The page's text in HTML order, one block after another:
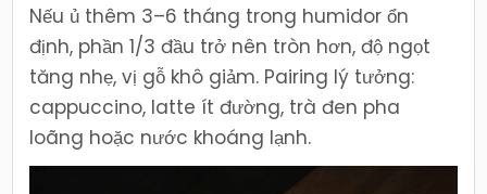
Nếu ủ thêm 3–6 tháng trong humidor ổn
định, phần 1/3 đầu trở nên tròn hơn, độ ngọt
tăng nhẹ, vị gỗ khô giảm. Pairing lý tưởng:
cappuccino, latte ít đường, trà đen pha
loãng hoặc nước khoáng lạnh.